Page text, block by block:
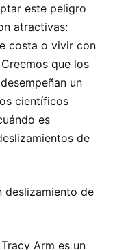
este peligro
atractivas:
costa o vivir con
que los
un
científicos
es
de
deslizamiento de
Arm es un